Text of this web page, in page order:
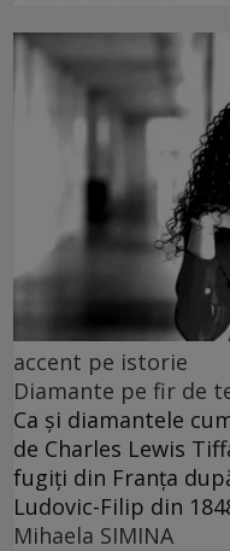
accent pe istorie
Diamante pe fir de
Ca și diamantele
de Charles Lewis
fugiți din Franța
Ludovic-Filip din
Mihaela SIMINA